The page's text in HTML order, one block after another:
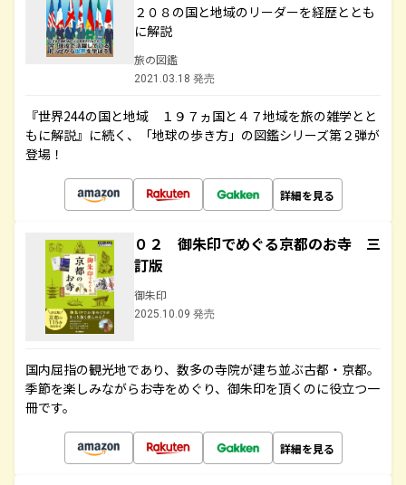
２０８の国と地域のリーダーを経歴ととも
に解説
旅の図鑑
2021.03.18 発売
『世界244の国と地域 １９７ヵ国と４７地域を旅の雑学とと
もに解説』に続く、「地球の歩き方」の図鑑シリーズ第２弾が
登場！
詳細を見る
０２ 御朱印でめぐる京都のお寺 三
訂版
御朱印
2025.10.09 発売
国内屈指の観光地であり、数多の寺院が建ち並ぶ古都・京都。
季節を楽しみながらお寺をめぐり、御朱印を頂くのに役立つ一
冊です。
詳細を見る